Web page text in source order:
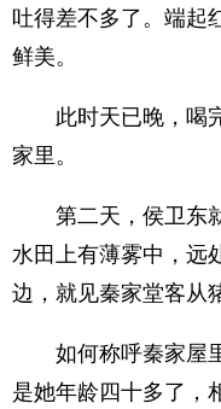
吐得差不多了。端起
鲜美。
此时天已晚，喝完
家里。
第二天，侯卫东就
水田上有薄雾中，远
边，就见秦家堂客从
如何称呼秦家屋里
是她年龄四十多了，